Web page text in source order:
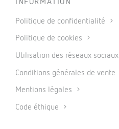
INFORMATION
Politique de confidentialité
Politique de cookies
Utilisation des réseaux sociaux
Conditions générales de vente
Mentions légales
Code éthique